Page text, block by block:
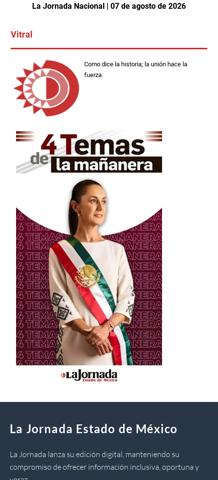
La Jornada Nacional | 07 de agosto de 2026
Vitral
Como dice la historia; la unión hace la
fuerza.
La Jornada Estado de México
La Jornada lanza su edición digital, manteniendo su
compromiso de ofrecer información inclusiva, oportuna y